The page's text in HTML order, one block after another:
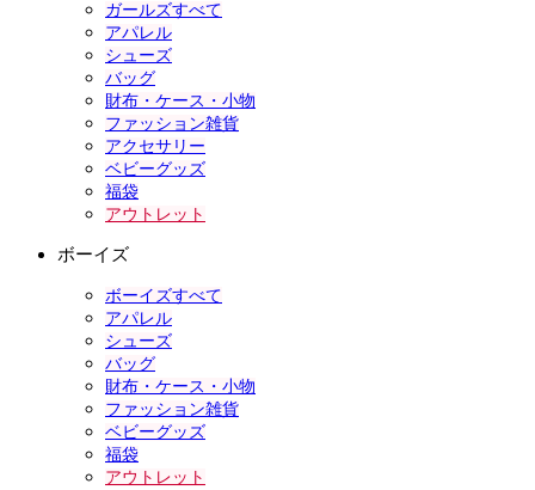
ガールズすべて
アパレル
シューズ
バッグ
財布・ケース・小物
ファッション雑貨
アクセサリー
ベビーグッズ
福袋
アウトレット
ボーイズ
ボーイズすべて
アパレル
シューズ
バッグ
財布・ケース・小物
ファッション雑貨
ベビーグッズ
福袋
アウトレット